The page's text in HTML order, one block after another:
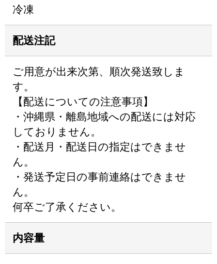
冷凍
配送注記
ご用意が出来次第、順次発送致しま
す。
【配送についての注意事項】
・沖縄県・離島地域への配送には対応
しておりません。
・配送月・配送日の指定はできませ
ん。
・発送予定日の事前連絡はできませ
ん。
何卒ご了承ください。
内容量